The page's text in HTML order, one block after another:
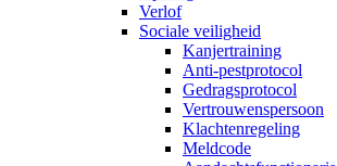
Verlof
Sociale veiligheid
Kanjertraining
Anti-pestprotocol
Gedragsprotocol
Vertrouwenspersoon
Klachtenregeling
Meldcode